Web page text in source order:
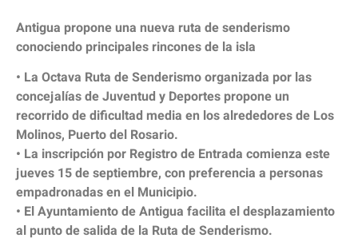
Antigua propone una nueva ruta de senderismo
conociendo principales rincones de la isla
• La Octava Ruta de Senderismo organizada por las
concejalías de Juventud y Deportes propone un
recorrido de dificultad media en los alrededores de Los
Molinos, Puerto del Rosario.
• La inscripción por Registro de Entrada comienza este
jueves 15 de septiembre, con preferencia a personas
empadronadas en el Municipio.
• El Ayuntamiento de Antigua facilita el desplazamiento
al punto de salida de la Ruta de Senderismo.